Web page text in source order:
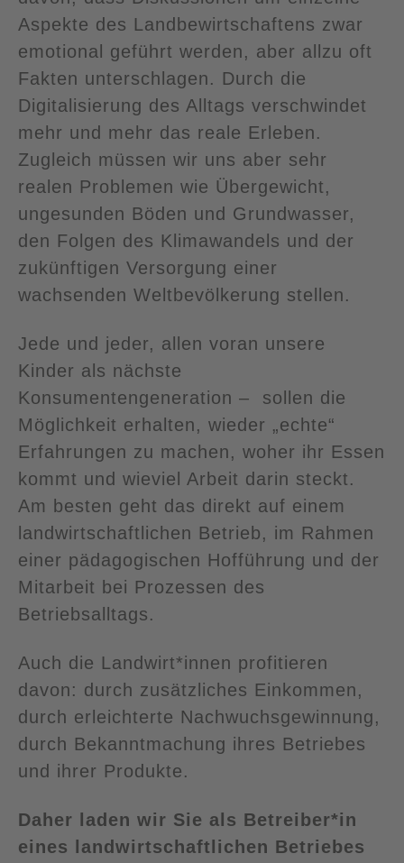
Aspekte des Landbewirtschaftens zwar
emotional geführt werden, aber allzu oft
Fakten unterschlagen. Durch die
Digitalisierung des Alltags verschwindet
mehr und mehr das reale Erleben.
Zugleich müssen wir uns aber sehr
realen Problemen wie Übergewicht,
ungesunden Böden und Grundwasser,
den Folgen des Klimawandels und der
zukünftigen Versorgung einer
wachsenden Weltbevölkerung stellen.
Jede und jeder, allen voran unsere
Kinder als nächste
Konsumentengeneration – sollen die
Möglichkeit erhalten, wieder „echte“
Erfahrungen zu machen, woher ihr Essen
kommt und wieviel Arbeit darin steckt.
Am besten geht das direkt auf einem
landwirtschaftlichen Betrieb, im Rahmen
einer pädagogischen Hofführung und der
Mitarbeit bei Prozessen des
Betriebsalltags.
Auch die Landwirt*innen profitieren
davon: durch zusätzliches Einkommen,
durch erleichterte Nachwuchsgewinnung,
durch Bekanntmachung ihres Betriebes
und ihrer Produkte.
Daher laden wir Sie als Betreiber*in
eines landwirtschaftlichen Betriebes